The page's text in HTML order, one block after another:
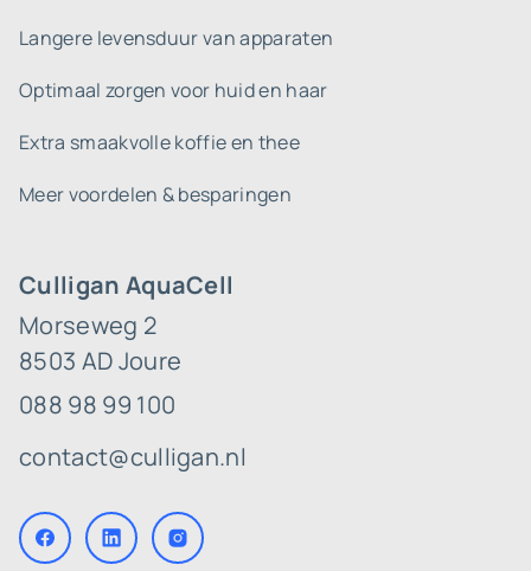
Culligan AquaCell
Morseweg 2
8503 AD Joure
088 98 99 100
contact@culligan.nl
Langere levensduur van apparaten
Optimaal zorgen voor huid en haar
Extra smaakvolle koffie en thee
Meer voordelen & besparingen